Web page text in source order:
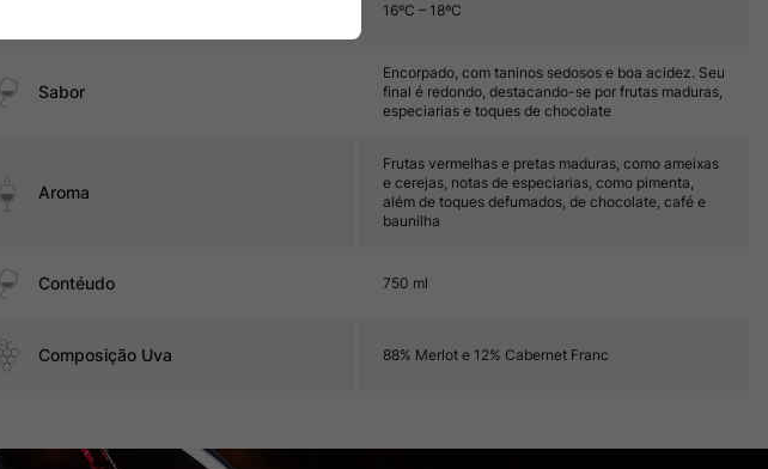
16ºC – 18ºC
Sabor
Encorpado, com taninos sedosos e boa acidez. Seu
final é redondo, destacando-se por frutas maduras,
especiarias e toques de chocolate
Aroma
Frutas vermelhas e pretas maduras, como ameixas
e cerejas, notas de especiarias, como pimenta,
além de toques defumados, de chocolate, café e
baunilha
Contéudo 750 ml
Composição Uva 88% Merlot e 12% Cabernet Franc